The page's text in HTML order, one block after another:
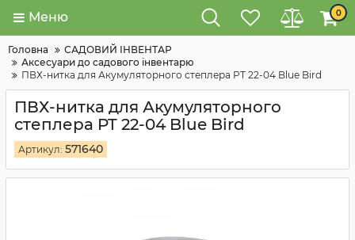
Меню 0
Головна
САДОВИЙ ІНВЕНТАР
Аксесуари до садового інвентарю
ПВХ-нитка для Акумуляторного степлера PT 22-04 Blue Bird
ПВХ-нитка для Акумуляторного
степлера PT 22-04 Blue Bird
Артикул: 571640